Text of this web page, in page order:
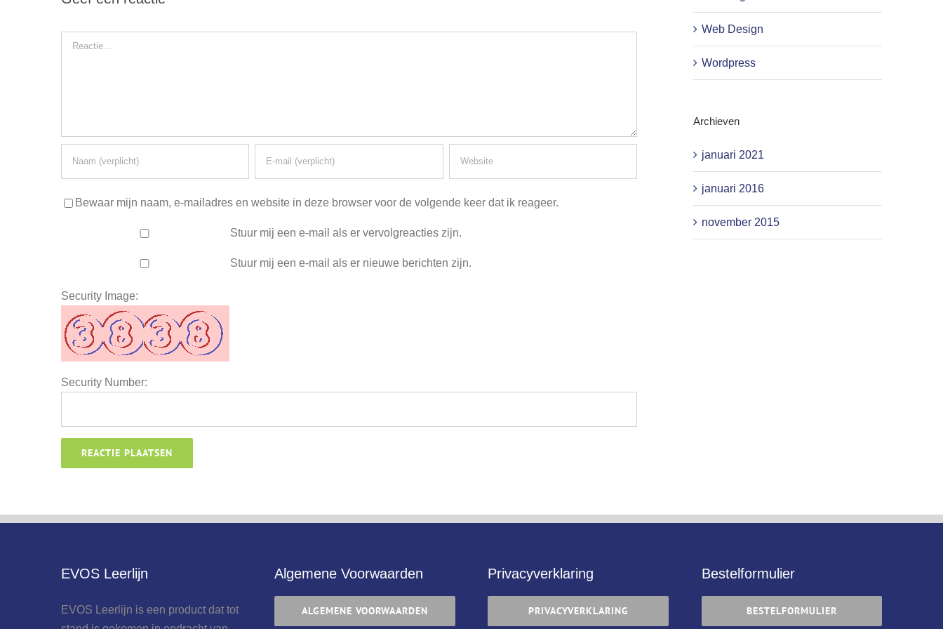
Reactie
Bewaar mijn naam, e-mailadres en website in deze browser voor de volgende keer dat ik reageer.
Stuur mij een e-mail als er vervolgreacties zijn.
Stuur mij een e-mail als er nieuwe berichten zijn.
Security Image:
Security Number:
Web Design
Wordpress
Archieven
januari 2021
januari 2016
november 2015
EVOS Leerlijn
EVOS Leerlijn is een product dat tot
Algemene Voorwaarden
ALGEMENE VOORWAARDEN
Privacyverklaring
PRIVACYVERKLARING
Bestelformulier
BESTELFORMULIER